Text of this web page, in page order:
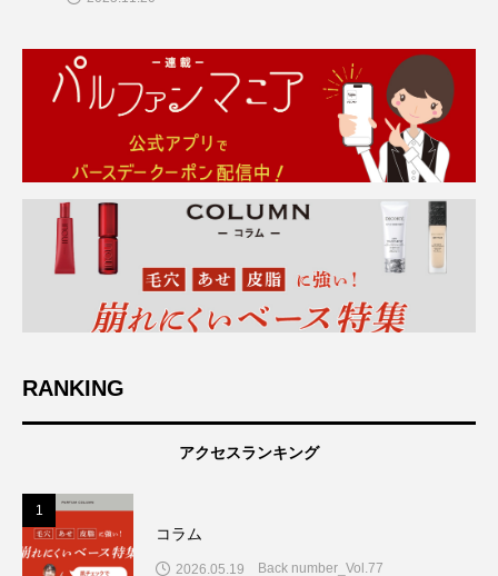
RANKING
アクセスランキング
1
コラム
2026.05.19 Back number_Vol.77